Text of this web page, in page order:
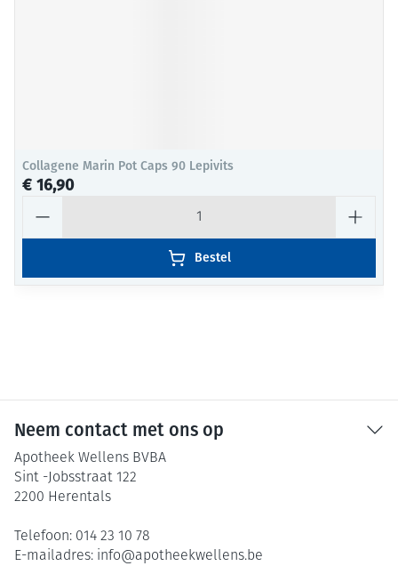
Collagene Marin Pot Caps 90 Lepivits
€ 16,90
Bestel
Neem contact met ons op
Apotheek Wellens BVBA
Sint -Jobsstraat 122
2200 Herentals
Telefoon: 014 23 10 78
E-mailadres: info@apotheekwellens.be